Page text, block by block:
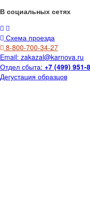
В социальных сетях
Схема проезда
8-800-700-34-27
Email: zakazal@karnova.ru
Отдел сбыта: +7 (499) 951-
Дегустация образцов